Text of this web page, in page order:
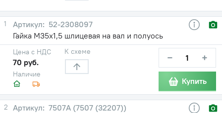
1
52-2308097
Гайка М35х1,5 шлицевая на вал и полуось
Наличие
Цена с НДС
70 руб.
К схеме − +
Купить
2
7507А (7507 (32207))